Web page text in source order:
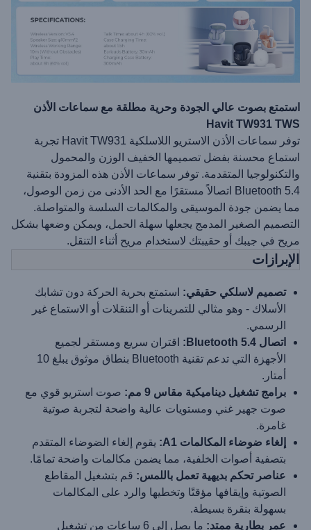
استمتع بصوت عالي الجودة وحرية مطلقة مع سماعات الأذن
Havit TW931 TWS
توفر سماعات الأذن الاستريو اللاسلكية Havit TW931 تجربة
استماع محسنة بفضل تصميمها الخفيف الوزن والمحمول
والتكنولوجيا المتقدمة. توفر سماعات الأذن هذه المزودة بتقنية
Bluetooth 5.4 اتصالاً مستقرًا مع الحد الأدنى من زمن الوصول،
مما يضمن جودة الموسيقى والمكالمات السلسة والمتواصلة.
التصميم الصغير المدمج يجعلها سهلة الحمل، ويمكن وضعها بشكل
مريح في جيبك أو حقيبتك لاستخدام مريح أثناء التنقل.
الإبرازات
تصميم لاسلكي حقيقي: استمتع بحرية الحركة دون تشابك
الأسلاك - وهو مثالي للتمرينات أو التنقلات أو الاستماع غير
الرسمي.
اتصال Bluetooth 5.4:
اقتران سريع ومستقر لجميع
الأجهزة التي تدعم تقنية Bluetooth بنطاق موثوق يبلغ 10
أمتار.
برامج تشغيل ديناميكية مقاس 9 مم:
صوت استريو قوي مع
صوت جهير غني ومستويات عالية واضحة لتجربة صوتية
غامرة.
إلغاء ضوضاء المكالمات A1:
يقوم إلغاء الضوضاء المتقدم
بتصفية أصوات الخلفية، مما يضمن مكالمات واضحة تمامًا.
عناصر تحكم بديهية تعمل باللمس: قم بتشغيل المقاطع
الصوتية وإيقافها مؤقتًا وتخطيها والرد على المكالمات
بسهولة بنقرة بسيطة.
عمر بطارية ممتد:
ما يصل إلى 6 ساعات من تشغيل